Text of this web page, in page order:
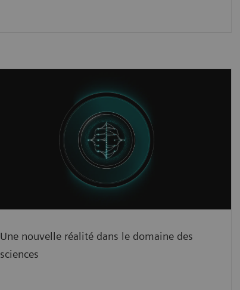
Une nouvelle réalité dans le domaine des
sciences
Une nouvelle réalité dans le domaine
des sciences
La plateforme Open Recon3 favorise la
collaboration et la personnalisation.